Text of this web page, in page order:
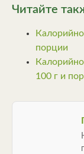
Читайте
порции
100 г и